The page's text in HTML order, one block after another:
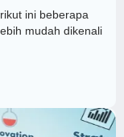
ini beberapa
mudah dikenali